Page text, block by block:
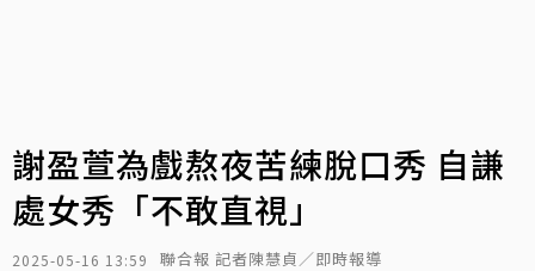
謝盈萱為戲熬夜苦練脫口秀 自謙
處女秀「不敢直視」
2025-05-16 13:59 聯合報 記者陳慧貞／即時報導